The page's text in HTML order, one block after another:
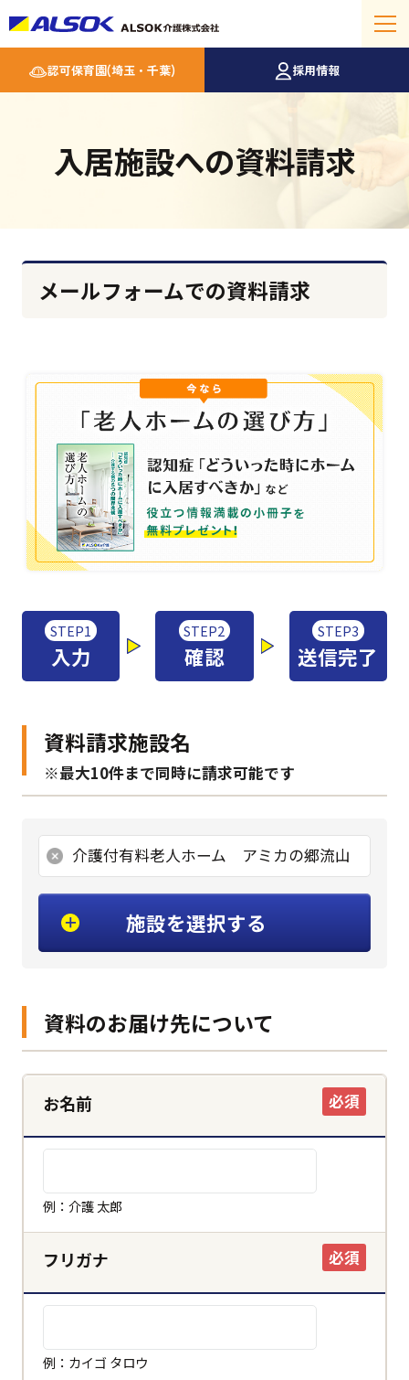
認可保育園(埼玉・千葉) 採用情報
入居施設への資料請求
メールフォームでの資料請求
STEP1
入力
STEP2
確認
STEP3
送信完了
資料請求施設名
※最大10件まで同時に請求可能です
介護付有料老人ホーム アミカの郷流山
施設を選択する
資料のお届け先について
お名前 必須
例：介護 太郎
フリガナ 必須
例：カイゴ タロウ